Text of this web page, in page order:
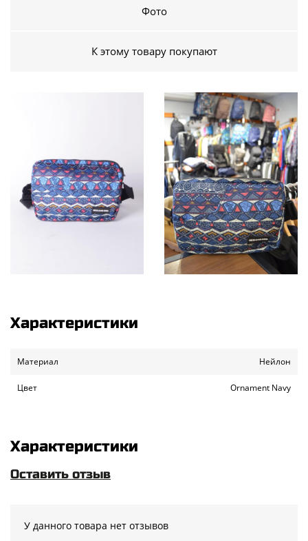
Фото
К этому товару покупают
Характеристики
Материал Нейлон
Цвет Ornament Navy
Характеристики
Оставить отзыв
У данного товара нет отзывов